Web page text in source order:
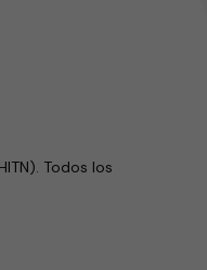
Todos los